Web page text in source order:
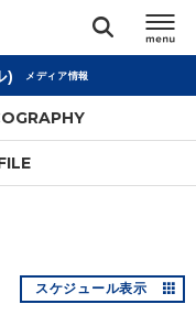
) メディア情報
スケジュール表示